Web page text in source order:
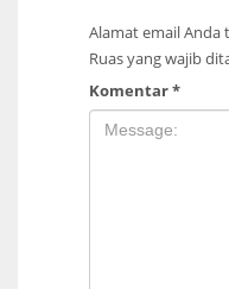
Alamat email Anda
Ruas yang wajib
Komentar*